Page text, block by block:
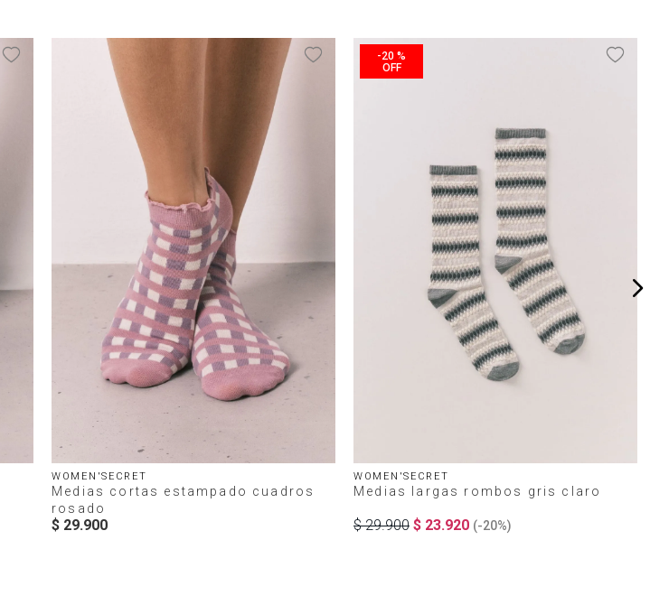
WOMEN'SECRET
Medias cortas estampado cuadros
rosado
$ 29.900
-20 %
WOMEN'SECRET
Medias largas rombos gris claro
$ 29.900 $ 23.920 (-20%)